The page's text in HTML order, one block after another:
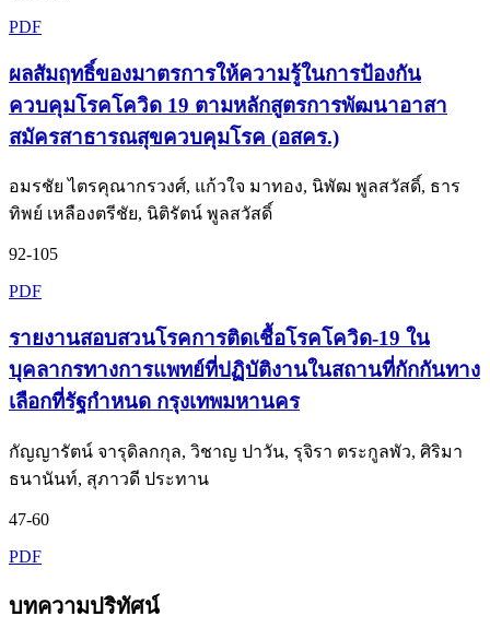
PDF
ผลสัมฤทธิ์ของมาตรการให้ความรู้ในการป้องกัน
ควบคุมโรคโควิด 19 ตามหลักสูตรการพัฒนาอาสา
สมัครสาธารณสุขควบคุมโรค (อสคร.)
อมรชัย ไตรคุณากรวงศ์, แก้วใจ มาทอง, นิพัฒ พูลสวัสดิ์, ธาร
ทิพย์ เหลืองตรีชัย, นิติรัตน์ พูลสวัสดิ์
92-105
PDF
รายงานสอบสวนโรคการติดเชื้อโรคโควิด-19 ใน
บุคลากรทางการแพทย์ที่ปฏิบัติงานในสถานที่กักกันทาง
เลือกที่รัฐกำหนด กรุงเทพมหานคร
กัญญารัตน์ จารุดิลกกุล, วิชาญ ปาวัน, รุจิรา ตระกูลพัว, ศิริมา
ธนานันท์, สุภาวดี ประทาน
47-60
PDF
บทความปริทัศน์